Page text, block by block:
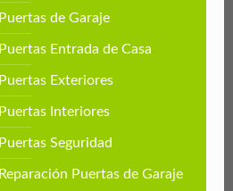
Puertas de Garaje
Puertas Entrada de Casa
Puertas Exteriores
Puertas Interiores
Puertas Seguridad
Reparación Puertas de Garaje